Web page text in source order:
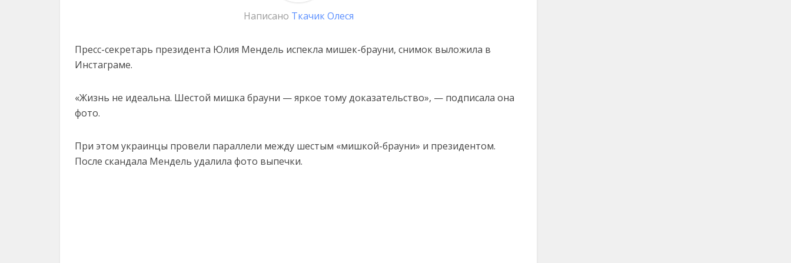
Написано Ткачик Олеся
Пресс-секретарь президента Юлия Мендель испекла мишек-брауни, снимок выложила в
Инстаграме.
«Жизнь не идеальна. Шестой мишка брауни — яркое тому доказательство», — подписала она
фото.
При этом украинцы провели параллели между шестым «мишкой-брауни» и президентом.
После скандала Мендель удалила фото выпечки.